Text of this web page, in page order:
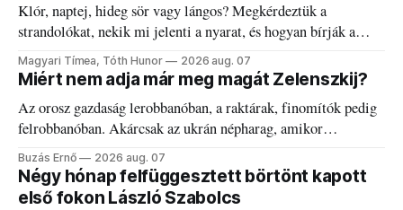
Klór, naptej, hideg sör vagy lángos? Megkérdeztük a
strandolókat, nekik mi jelenti a nyarat, és hogyan bírják a
kánikulát.
Magyari Tímea, Tóth Hunor 2026 aug. 07
Miért nem adja már meg magát Zelenszkij?
Az orosz gazdaság lerobbanóban, a raktárak, finomítók pedig
felrobbanóban. Akárcsak az ukrán népharag, amikor
elégedetlen vezetőivel.
Buzás Ernő 2026 aug. 07
Négy hónap felfüggesztett börtönt kapott
első fokon László Szabolcs